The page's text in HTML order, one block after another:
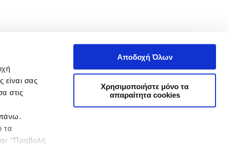
είναι σας
στις
τα
‘’Προβολή
Αποδοχή Όλων
Χρησιμοποιήστε μόνο τα
απαραίτητα cookies